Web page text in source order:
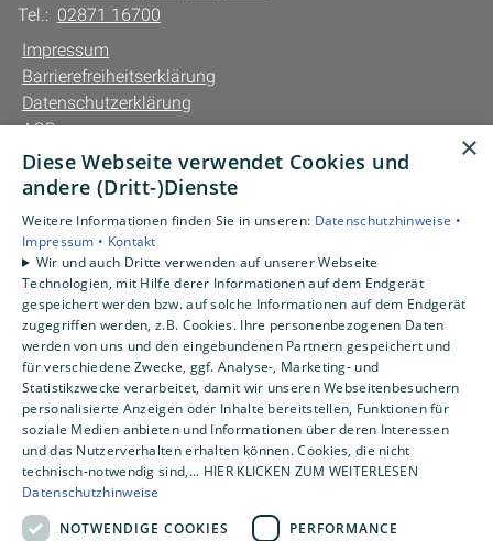
Tel.: 02871 16700
Impressum
Barrierefreiheitserklärung
Datenschutzerklärung
AGB
Unsere Bereiche
Gewerbekunden
Karriere
Unternehmen
Kontakt
×
Diese Webseite verwendet Cookies und
andere (Dritt-)Dienste
Weitere Informationen finden Sie in unseren: Datenschutzhinweise •
Impressum • Kontakt
Wir und auch Dritte verwenden auf unserer Webseite
Technologien, mit Hilfe derer Informationen auf dem Endgerät
gespeichert werden bzw. auf solche Informationen auf dem Endgerät
zugegriffen werden, z.B. Cookies. Ihre personenbezogenen Daten
werden von uns und den eingebundenen Partnern gespeichert und
für verschiedene Zwecke, ggf. Analyse-, Marketing- und
Statistikzwecke verarbeitet, damit wir unseren Webseitenbesuchern
personalisierte Anzeigen oder Inhalte bereitstellen, Funktionen für
soziale Medien anbieten und Informationen über deren Interessen
und das Nutzerverhalten erhalten können. Cookies, die nicht
technisch-notwendig sind,... HIER KLICKEN ZUM WEITERLESEN
Datenschutzhinweise
NOTWENDIGE COOKIES
PERFORMANCE